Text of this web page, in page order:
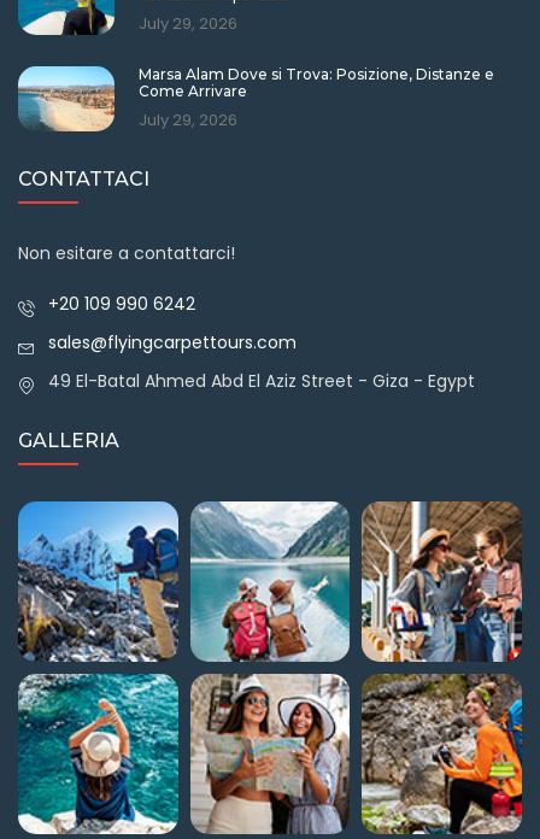
July 29, 2026
Marsa Alam Dove si Trova: Posizione, Distanze e
Come Arrivare
July 29, 2026
CONTATTACI
Non esitare a contattarci!
+20 109 990 6242
sales@flyingcarpettours.com
49 El-Batal Ahmed Abd El Aziz Street - Giza - Egypt
GALLERIA